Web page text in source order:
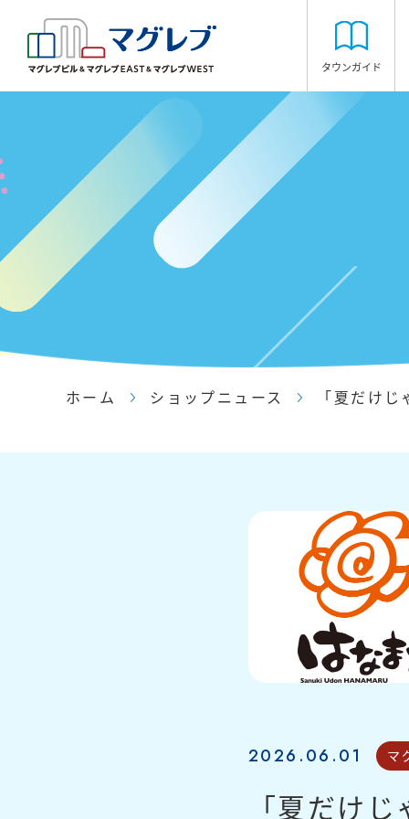
タウンガイド
ホーム ショップニュース 「夏だけ
2026.06.01 マ
「夏だけ